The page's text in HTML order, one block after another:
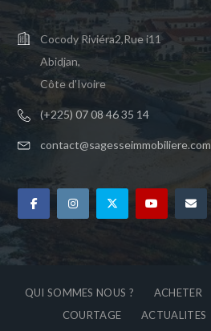
Cocody Riviéra2,Rue i11
Abidjan,
Côte d'Ivoire
(+225) 07 08 46 35 14
contact@sagesseimmobiliere.com
QUI SOMMES NOUS ? ACHETER
COURTAGE
ACTUALITES